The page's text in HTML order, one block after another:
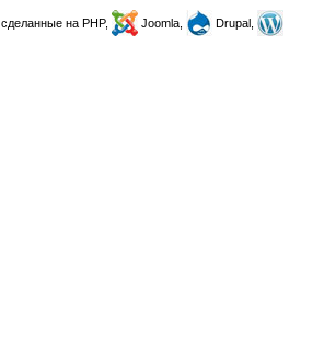
, сделанные на PHP, Joomla,
Drupal,